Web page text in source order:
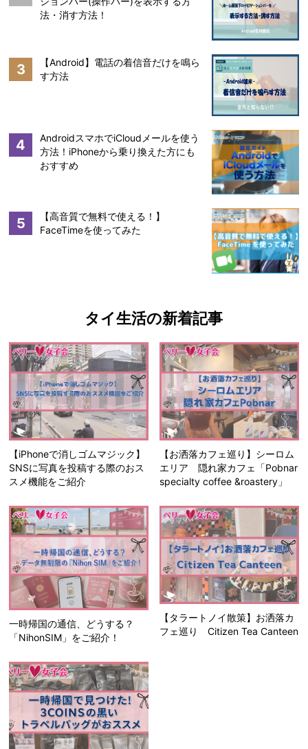
法・消す方法！
3
【Android】電話の着信音だけを鳴ら
す方法
4
AndroidスマホでiCloudメールを使う
方法！iPhoneから乗り換えた方にも
おすすめ
5
【高音質で無料で使える！】
FaceTimeを使ってみた
タイ生活の新着記事
【iPhoneで消しゴムマジック】
SNSに写真を投稿する際のおス
スメ機能をご紹介
【お洒落カフェ巡り】シーロム
エリア 隠れ家カフェ「Pobnar
specialty coffee &roastery」
一時帰国の通信、どうする？
「NihonSIM」をご紹介！
【タラートノイ散策】お洒落カ
フェ巡り Citizen Tea Canteen